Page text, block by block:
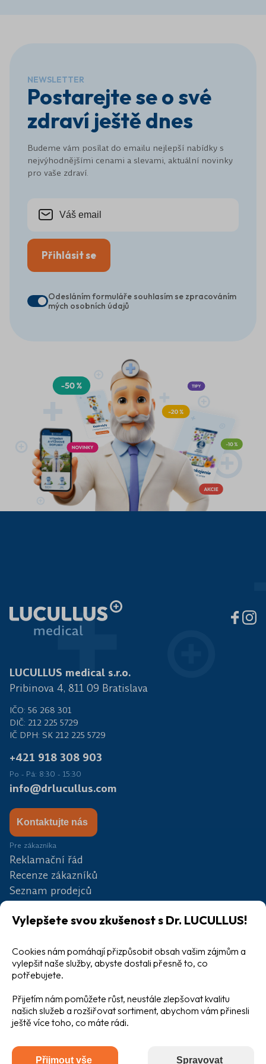
NEWSLETTER
Postarejte se o své
zdraví ještě dnes
Budeme vám posílat do emailu nejlepší nabídky s
nejvýhodnějšími cenami a slevami, aktuální novinky
pro vaše zdraví.
Přihlásit se
Odesláním formuláře souhlasím se zpracováním
mých osobních údajů
LUCULLUS medical s.r.o.
Pribinova 4, 811 09 Bratislava
IČO: 56 268 301
DIČ: 212 225 5729
IČ DPH: SK 212 225 5729
+421 918 308 903
Po - Pá: 8:30 - 15:30
info@drlucullus.com
Kontaktujte nás
Pre zákazníka
Reklamační řád
Recenze zákazníků
Seznam prodejců
Soutěž
Velkoobchod
Všeobecné obchodní podmínky
Ochrana osobních údajů
Vylepšete svou zkušenost s Dr. LUCULLUS!
Cookies nám pomáhají přizpůsobit obsah vašim zájmům a
vylepšit naše služby, abyste dostali přesně to, co
potřebujete.
Přijetím nám pomůžete růst, neustále zlepšovat kvalitu
našich služeb a rozšiřovat sortiment, abychom vám přinesli
ještě více toho, co máte rádi.
Přijmout vše Spravovat